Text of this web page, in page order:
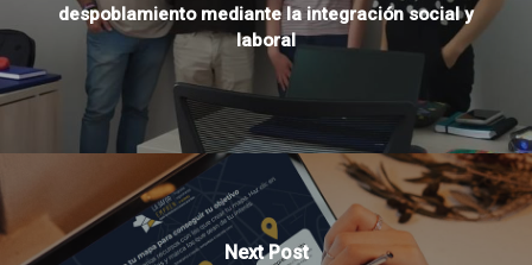
despoblamiento mediante la integración social y
laboral
Next Post